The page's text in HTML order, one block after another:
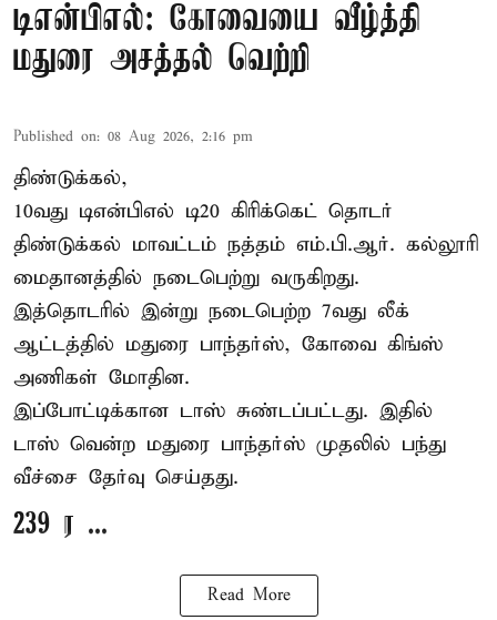
டிஎன்பிஎல்: கோவையை வீழ்த்தி
மதுரை அசத்தல் வெற்றி
Published on: 08 Aug 2026, 2:16 pm
திண்டுக்கல்,
10வது டிஎன்பிஎல் டி20 கிரிக்கெட் தொடர்
திண்டுக்கல் மாவட்டம் நத்தம் எம்.பி.ஆர். கல்லூரி
மைதானத்தில் நடைபெற்று வருகிறது.
இத்தொடரில் இன்று நடைபெற்ற 7வது லீக்
ஆட்டத்தில் மதுரை பாந்தர்ஸ், கோவை கிங்ஸ்
அணிகள் மோதின.
இப்போட்டிக்கான டாஸ் சுண்டப்பட்டது. இதில்
டாஸ் வென்ற மதுரை பாந்தர்ஸ் முதலில் பந்து
வீச்சை தேர்வு செய்தது.
239 ர ...
Read More